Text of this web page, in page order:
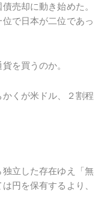
売却に動き始めた。
で日本が二位であっ
を買うのか。
くが米ドル、２割程
立した存在ゆえ「無
円を保有するより、